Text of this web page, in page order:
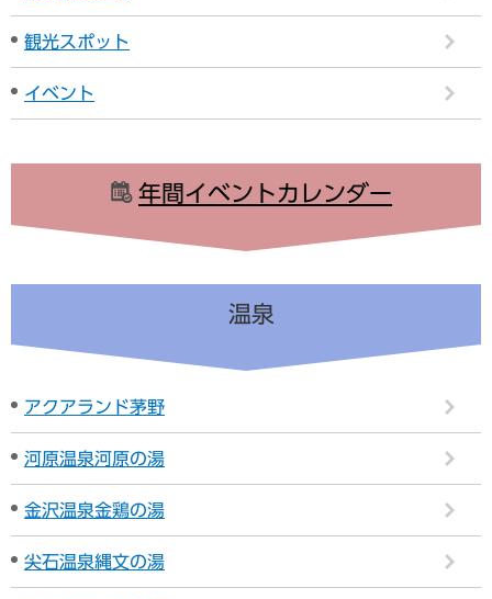
観光スポット
イベント
年間イベントカレンダー
温泉
アクアランド茅野
河原温泉河原の湯
金沢温泉金鶏の湯
尖石温泉縄文の湯